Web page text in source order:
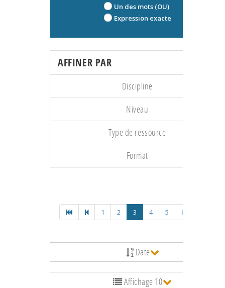
Un des mots (OU)
Expression exacte
AFFINER PAR
Discipline
Niveau
Type de ressource
Format
1 2 3 4 5 6
Date
Affichage 10